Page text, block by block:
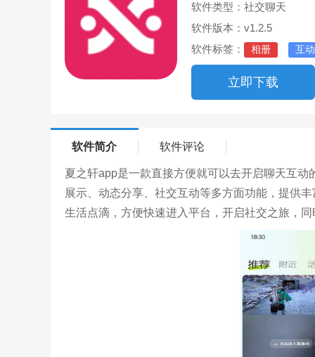
软件类型：社交聊天
软件版本：v1.2.5
软件标签：
相册 互动
立即下载
软件简介 软件评论
夏之轩app是一款直接方便就可以去开启聊天互
展示、动态分享、社交互动等多方面功能，提供
生活点滴，方便快速进入平台，开启社交之旅，